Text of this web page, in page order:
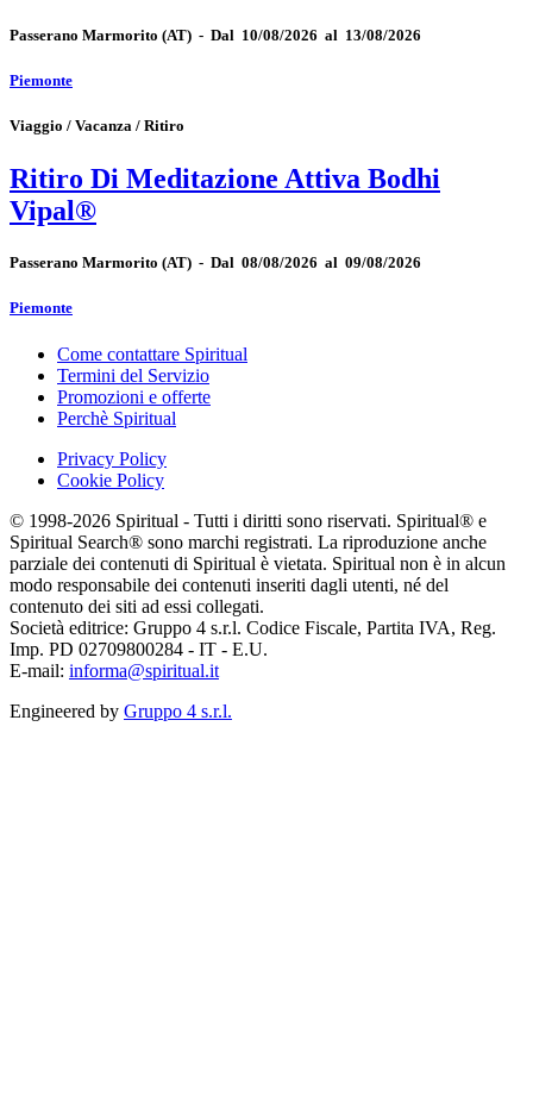
Passerano Marmorito (AT) - Dal 10/08/2026 al 13/08/2026
Piemonte
Viaggio / Vacanza / Ritiro
Ritiro Di Meditazione Attiva Bodhi
Vipal®
Passerano Marmorito (AT) - Dal 08/08/2026 al 09/08/2026
Piemonte
Come contattare Spiritual
Termini del Servizio
Promozioni e offerte
Perchè Spiritual
Privacy Policy
Cookie Policy
© 1998-2026 Spiritual - Tutti i diritti sono riservati. Spiritual® e
Spiritual Search® sono marchi registrati. La riproduzione anche
parziale dei contenuti di Spiritual è vietata. Spiritual non è in alcun
modo responsabile dei contenuti inseriti dagli utenti, né del
contenuto dei siti ad essi collegati.
Società editrice: Gruppo 4 s.r.l. Codice Fiscale, Partita IVA, Reg.
Imp. PD 02709800284 - IT - E.U.
E-mail: informa@spiritual.it
Engineered by Gruppo 4 s.r.l.